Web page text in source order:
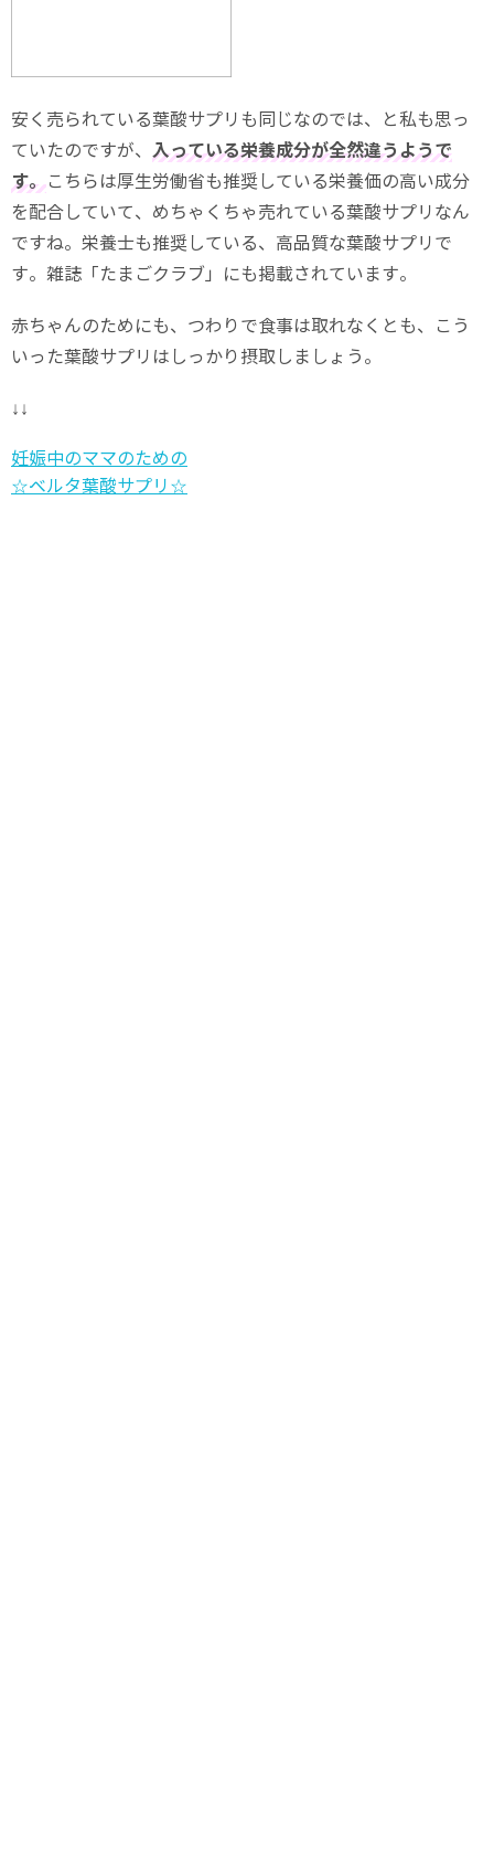
安く売られている葉酸サプリも同じなのでは、と私も思っ
ていたのですが、 入っている栄養成分が全然違うようで
す。こちらは厚生労働省も推奨している栄養価の高い成分
を配合していて、めちゃくちゃ売れている葉酸サプリなん
ですね。栄養士も推奨している、高品質な葉酸サプリで
す。雑誌「たまごクラブ」にも掲載されています。
赤ちゃんのためにも、つわりで食事は取れなくとも、こう
いった葉酸サプリはしっかり摂取しましょう。
↓↓
妊娠中のママのための
☆ベルタ葉酸サプリ☆